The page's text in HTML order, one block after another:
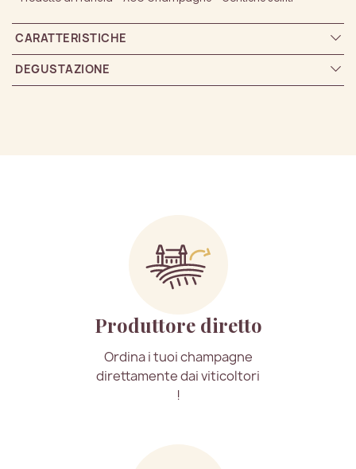
CARATTERISTICHE
DEGUSTAZIONE
Produttore diretto
Ordina i tuoi champagne
direttamente dai viticoltori
!